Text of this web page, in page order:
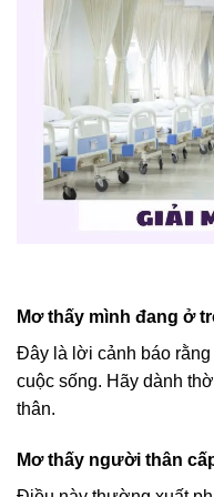
Mơ thấy mình đang ở
Đây là lời cảnh báo
cuộc sống. Hãy dành
thân.
Mơ thấy người thân